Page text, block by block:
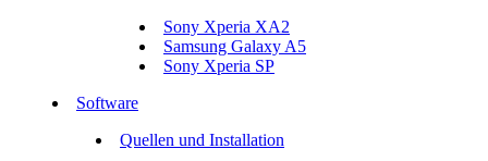
Sony Xperia XA2
Samsung Galaxy A5
Sony Xperia SP
Software
Quellen und Installation